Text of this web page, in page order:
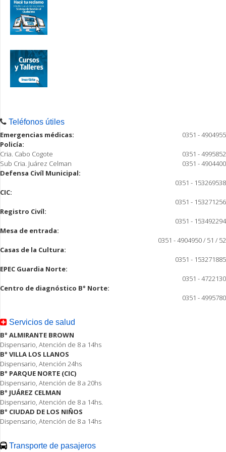
Teléfonos útiles
Emergencias médicas:
0351 - 4904955
Policía:
Cria. Cabo Cogote
0351 - 4995852
Sub Cria. Juárez Celman
0351 - 4904400
Defensa Civíl Municipal:
0351 - 153269538
CIC:
0351 - 153271256
Registro Civíl:
0351 - 153492294
Mesa de entrada:
0351 - 4904950 / 51 / 52
Casas de la Cultura:
0351 - 153271885
EPEC Guardia Norte:
0351 - 4722130
Centro de diagnóstico B° Norte:
0351 - 4995780
Servicios de salud
B° ALMIRANTE BROWN
Dispensario, Atención de 8 a 14hs
B° VILLA LOS LLANOS
Dispensario, Atención 24hs
B° PARQUE NORTE (CIC)
Dispensario, Atención de 8 a 20hs
B° JUÁREZ CELMAN
Dispensario, Atención de 8 a 14hs.
B° CIUDAD DE LOS NIÑOS
Dispensario, Atención de 8 a 14hs
Transporte de pasajeros